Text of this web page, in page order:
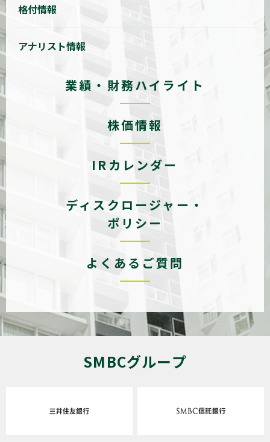
格付情報
アナリスト情報
業績・財務ハイライト
株価情報
IRカレンダー
ディスクロージャー・
ポリシー
よくあるご質問
SMBCグループ